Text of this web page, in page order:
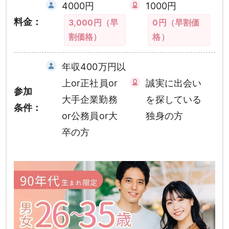
料金：
4000円
3,000円（早
割価格）
1000円
0円（早割価
格）
参加
条件：
年収400万円以
上or正社員or
大手企業勤務
or公務員or大
卒の方
誠実に出会い
を探している
独身の方